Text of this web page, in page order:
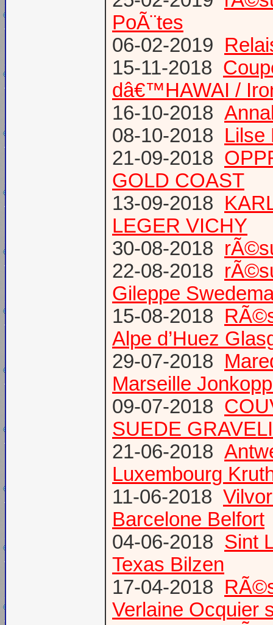
PoÃ¨tes
06-02-2019
15-11-2018
dâ€™HAWAI /
16-10-2018
08-10-2018 Lilse
21-09-2018
GOLD COAST
13-09-2018
LEGER VICHY
30-08-2018
22-08-2018
Gileppe
15-08-2018
Alpe d’Huez
29-07-2018
Marseille
09-07-2018
SUEDE
21-06-2018
Luxembourg
11-06-2018
Barcelone Belfort
04-06-2018 Sint
Texas Bilzen
17-04-2018
Verlaine Ocquier